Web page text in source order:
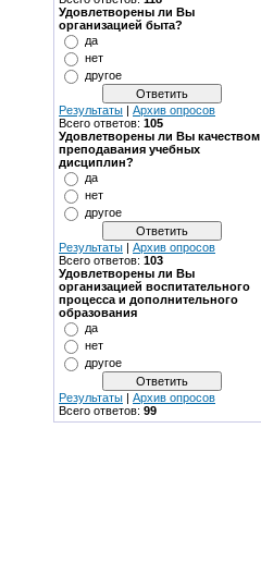
Удовлетворены ли Вы
организацией быта?
да
нет
другое
Результаты | Архив опросов
Всего ответов: 105
Удовлетворены ли Вы качеством
преподавания учебных
дисциплин?
да
нет
другое
Результаты | Архив опросов
Всего ответов: 103
Удовлетворены ли Вы
организацией воспитательного
процесса и дополнительного
образования
да
нет
другое
Результаты | Архив опросов
Всего ответов: 99